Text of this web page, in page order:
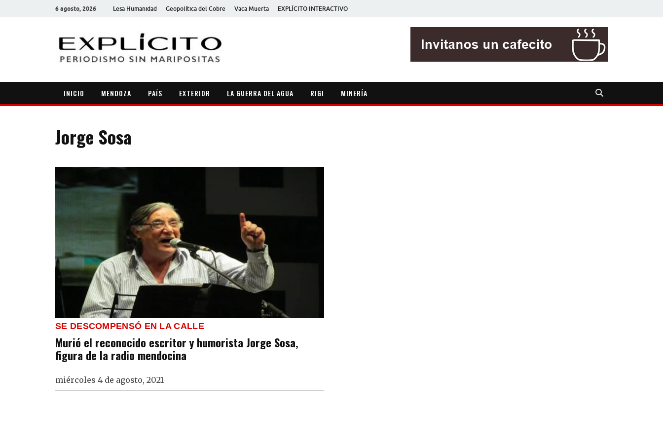
6 agosto, 2026 Lesa Humanidad Geopolítica del Cobre Vaca Muerta EXPLÍCITO INTERACTIVO
INICIO MENDOZA PAÍS EXTERIOR LA GUERRA DEL AGUA RIGI MINERÍA
Jorge Sosa
SE DESCOMPENSÓ EN LA CALLE
Murió el reconocido escritor y humorista Jorge Sosa,
figura de la radio mendocina
miércoles 4 de agosto, 2021